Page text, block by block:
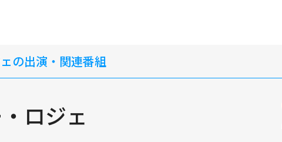
の出演・関連番組
ロジェ